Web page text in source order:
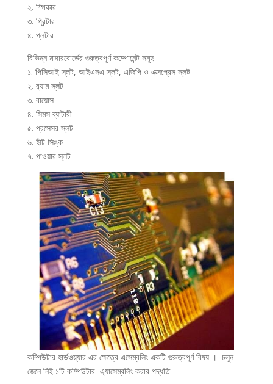
২. স্পিকার
৩. প্রিন্টার
৪. প্লটার
বিভিন্ন মাদারবোর্ডের গুরুত্বপূর্ণ কম্পোনেন্ট সমূহ-
১. পিসিআই স্লট, আইএসএ স্লট, এজিপি ও এক্সপ্রেস স্লট
২. র‌্যাম স্লট
৩. বায়োস
৪. সিমস ব্যাটারী
৫. প্রসেসর স্লট
৬. হীট সিঙ্ক
৭. পাওয়ার স্লট
কম্পিউটার হার্ডওয়্যার এর ক্ষেত্রে এসেম্বলিং একটি গুরুত্বপূর্ণ বিষয় । চলুন
জেনে নিই ১টি কম্পিউটার এ্যাসেম্বলিং করার পদ্ধতি-